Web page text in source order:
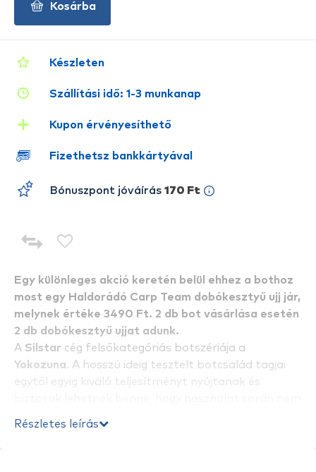
Egy különleges akció keretén belül ehhez a bothoz
most egy Haldorádó Carp Team dobókesztyű ujj jár,
melynek értéke 3490 Ft. 2 db bot vásárlása esetén
2 db dobókesztyű ujjat adunk.
A Silstar cég felsőkategóriás botszériája a
Yokozuna. A hosszú ideig tesztelt botcsalád tagjai
egytől egyig kiváló teljesítményt nyújtanak és
Részletes leírás
Készleten
Szállítási idő: 1-3 munkanap
Kupon érvényesíthető
Fizethetsz bankkártyával
Bónuszpont jóváírás 170 Ft
Kosárba